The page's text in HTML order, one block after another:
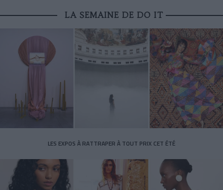
LA SEMAINE DE DO IT
LES EXPOS À RATTRAPER À TOUT PRIX CET ÉTÉ